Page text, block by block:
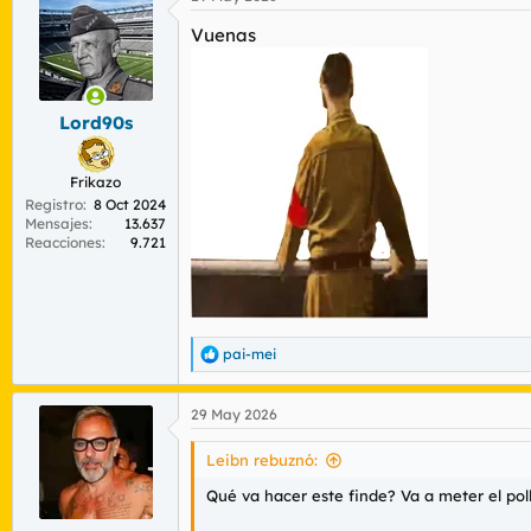
i
Lord90s
Frikazo
Registro 8 Oct 2024
Mensajes
13.637
Reacciones
9.721
Vuenas
R
e
a
c
c
n
pai-mei
29 May 2026
Leibn rebuznó:
Qué va hacer este finde? Va a meter el